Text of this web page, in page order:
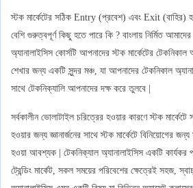
স্টক মার্কেটের সঠিক Entry (প্রবেশ) এবং Exit (বাহির)
বেশি গুরুত্বপূর্ণ কিছু হতে পারে কি ? বাংলায় নির্মিত
অ্যানালাইসিস কোর্সটি আপনাদের স্টক মার্কেটের টেকনিকাল
শেখার জন্য একটি সুন্দর মঞ্চ, যা আপনাদের টেকনিকাল
সাথে টেকনিক্যালি আপনাদের দক্ষ করে তুলবে |
সর্বকালীন ভোলাটাইল চরিত্রের হওয়ার কারণে স্টক
হওয়ার জন্য জ্ঞানার্জনের সাথে স্টক মার্কেটে বিনিয়োগের
হওয়া আবশ্যক | টেকনিক্যাল অ্যানালাইসিস একটি কার্যকর
ট্রেন্ডিং মার্কেট, সকল সময়ের পরিবেশের ক্ষেত্রেই সহজ,